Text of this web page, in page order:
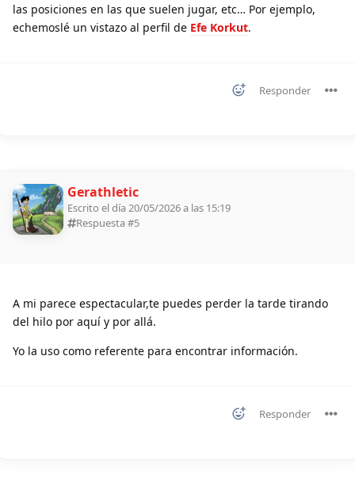
las posiciones en las que suelen jugar, etc… Por ejemplo,
echemoslé un vistazo al perfil de Efe Korkut.
Responder
Gerathletic
Escrito el día 20/05/2026 a las 15:19
Respuesta #5
A mi parece espectacular,te puedes perder la tarde tirando
del hilo por aquí y por allá.
Yo la uso como referente para encontrar información.
Responder